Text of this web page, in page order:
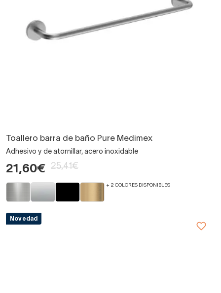
Toallero barra de baño Pure Medimex
Adhesivo y de atornillar, acero inoxidable
21,60€ 25,41€
+ 2 COLORES DISPONIBLES
Novedad